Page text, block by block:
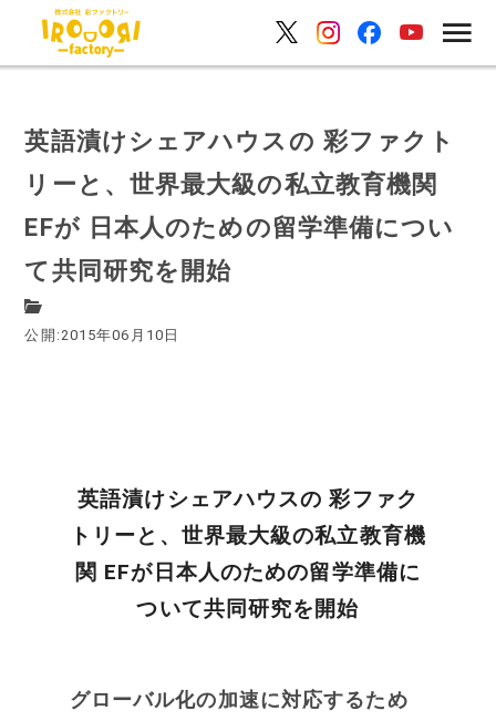
英語漬けシェアハウスの 彩ファクト
リーと、世界最大級の私立教育機関
EFが 日本人のための留学準備につい
て共同研究を開始
公開:2015年06月10日
英語漬けシェアハウスの 彩ファク
トリーと、世界最大級の私立教育機
関 EFが日本人のための留学準備に
ついて共同研究を開始
グローバル化の加速に対応するため